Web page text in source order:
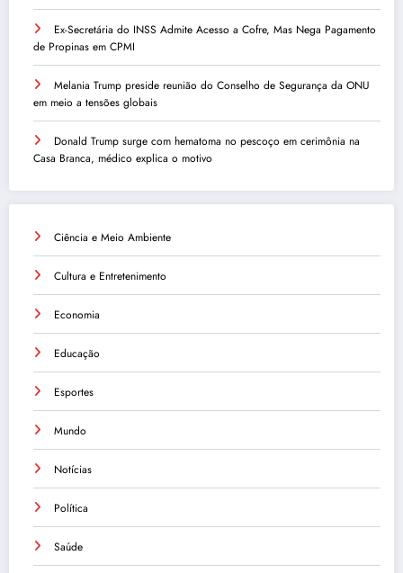
Ex-Secretária do INSS Admite Acesso a Cofre, Mas Nega Pagamento
de Propinas em CPMI
Melania Trump preside reunião do Conselho de Segurança da ONU
em meio a tensões globais
Donald Trump surge com hematoma no pescoço em cerimônia na
Casa Branca, médico explica o motivo
Ciência e Meio Ambiente
Cultura e Entretenimento
Economia
Educação
Esportes
Mundo
Notícias
Política
Saúde